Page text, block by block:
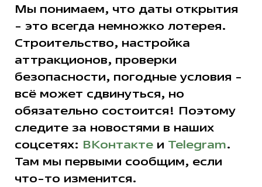
Мы понимаем, что даты открытия
- это всегда немножко лотерея.
Строительство, настройка
аттракционов, проверки
безопасности, погодные условия -
всё может сдвинуться, но
обязательно состоится! Поэтому
следите за новостями в наших
соцсетях: ВКонтактеи Telegram.
Там мы первыми сообщим, если
что-то изменится.